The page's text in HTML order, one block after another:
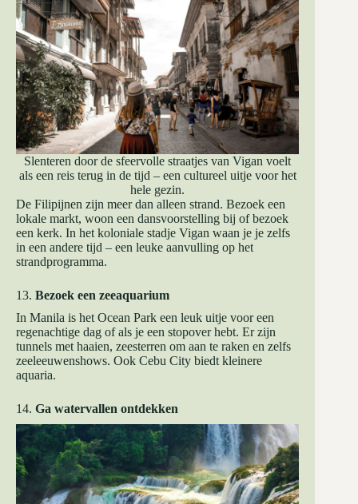
Slenteren door de sfeervolle straatjes van Vigan voelt
als een reis terug in de tijd – een cultureel uitje voor het
hele gezin.
De Filipijnen zijn meer dan alleen strand. Bezoek een
lokale markt, woon een dansvoorstelling bij of bezoek
een kerk. In het koloniale stadje Vigan waan je je zelfs
in een andere tijd – een leuke aanvulling op het
strandprogramma.
13. Bezoek een zeeaquarium
In Manila is het Ocean Park een leuk uitje voor een
regenachtige dag of als je een stopover hebt. Er zijn
tunnels met haaien, zeesterren om aan te raken en zelfs
zeeleeuwenshows. Ook Cebu City biedt kleinere
aquaria.
14. Ga watervallen ontdekken